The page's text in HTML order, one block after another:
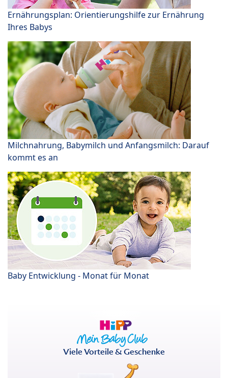
Ernährungsplan: Orientierungshilfe zur Ernährung
Ihres Babys
Milchnahrung, Babymilch und Anfangsmilch: Darauf
kommt es an
Baby Entwicklung - Monat für Monat
Viele Vorteile & Geschenke